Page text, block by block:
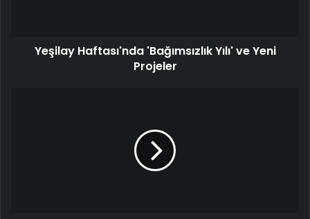
Yeşilay Haftası'nda 'Bağımsızlık Yılı' ve Yeni
Projeler